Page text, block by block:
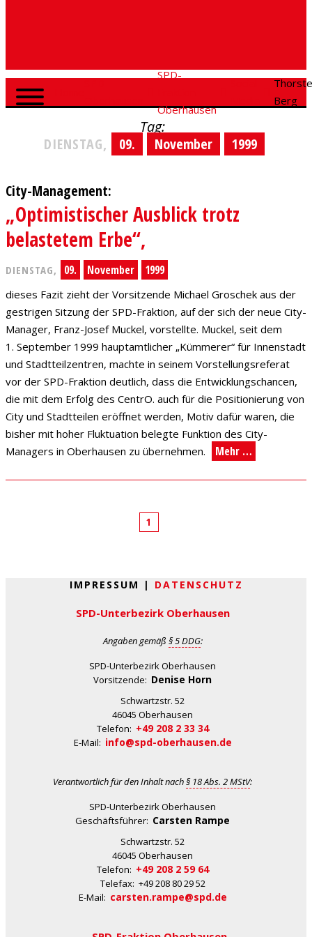
SPD-
Oberhausen
Berg
Tag:
DIENSTAG,
09. November 1999
City-Management:
„Optimistischer Ausblick trotz
belastetem Erbe“,
DIENSTAG, 09. November 1999
dieses Fazit zieht der Vorsitzende Michael Groschek aus der
gestrigen Sitzung der SPD-Fraktion, auf der sich der neue City-
Manager, Franz-Josef Muckel, vorstellte. Muckel, seit dem
1. September 1999 hauptamtlicher „Kümmerer“ für Innenstadt
und Stadtteilzentren, machte in seinem Vorstellungsreferat
vor der SPD-Fraktion deutlich, dass die Entwicklungschancen,
die mit dem Erfolg des CentrO. auch für die Positionierung von
City und Stadtteilen eröffnet werden, Motiv dafür waren, die
bisher mit hoher Fluktuation belegte Funktion des City-
Managers in Oberhausen zu übernehmen.
Mehr …
1
IMPRESSUM | DATENSCHUTZ
SPD-Unterbezirk Oberhausen
Angaben gemäß § 5 DDG:
SPD-Unterbezirk Oberhausen
Vorsitzende: Denise Horn
Schwartzstr. 52
46045 Oberhausen
Telefon: +49 208 2 33 34
E-Mail: info@spd-oberhausen.de
Verantwortlich für den Inhalt nach§ 18 Abs. 2 MStV:
SPD-Unterbezirk Oberhausen
Geschäftsführer: Carsten Rampe
Schwartzstr. 52
46045 Oberhausen
Telefon: +49 208 2 59 64
Telefax: +49 208 80 29 52
E-Mail: carsten.rampe@spd.de